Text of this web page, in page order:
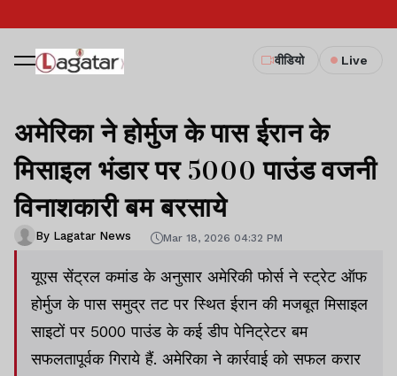
वीडियो Live
अमेरिका ने होर्मुज के पास ईरान के
मिसाइल भंडार पर 5000 पाउंड वजनी
विनाशकारी बम बरसाये
By Lagatar News Mar 18, 2026 04:32 PM
यूएस सेंट्रल कमांड के अनुसार अमेरिकी फोर्स ने स्ट्रेट ऑफ
होर्मुज के पास समुद्र तट पर स्थित ईरान की मजबूत मिसाइल
साइटों पर 5000 पाउंड के कई डीप पेनिट्रेटर बम
सफलतापूर्वक गिराये हैं. अमेरिका ने कार्रवाई को सफल करार